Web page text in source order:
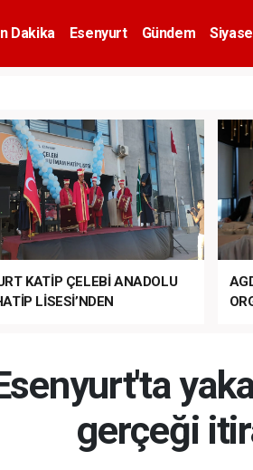
Dakika Esenyurt Gündem
KATİP ÇELEBİ ANADOLU
LİSESİ’NDEN
gerçeği